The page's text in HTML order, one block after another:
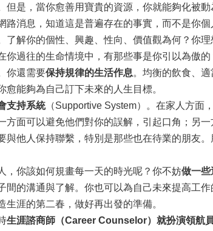
是，當你愈善用寶貴的資源，你就能夠化被動
路消息，知道這是普遍存在的事實，而不是你個
了解你的個性、興趣、性向、價值觀為何？你
過往的生命情境中，有那些事是你引以為傲
你還需要保持規律的生活作息。均衡的飲食、適
能夠為自己訂下未來的人生目標。
支持系統（Supportive System）。在家人方面
面可以避免他們對你的誤解，引起口角；另
他人保持聯繫，特別是那些也在待業的朋友。
你該如何規畫每一天的時光呢？你不妨做一些
的溝通與了解。你也可以為自己未來提高工
涯的第二春，做好再出發的準備。
生涯諮商師（Career Counselor）就扮演領航